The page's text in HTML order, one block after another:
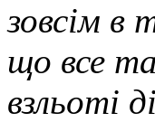
зовсім в
що все
взльоті